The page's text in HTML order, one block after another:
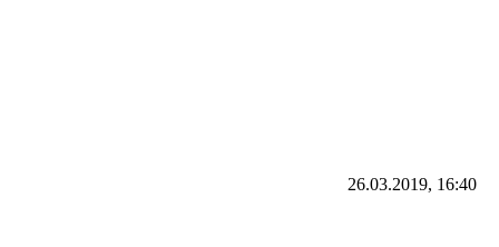
26.03.2019, 16:40